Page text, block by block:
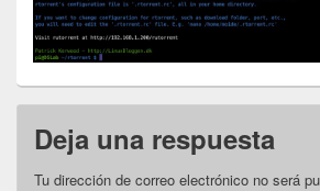
Deja una respuesta
Tu dirección de correo electrónico no será